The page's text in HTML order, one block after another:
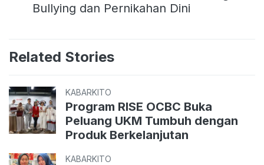
Bullying dan Pernikahan Dini
Related Stories
KABARKITO
Program RISE OCBC Buka
Peluang UKM Tumbuh dengan
Produk Berkelanjutan
KABARKITO